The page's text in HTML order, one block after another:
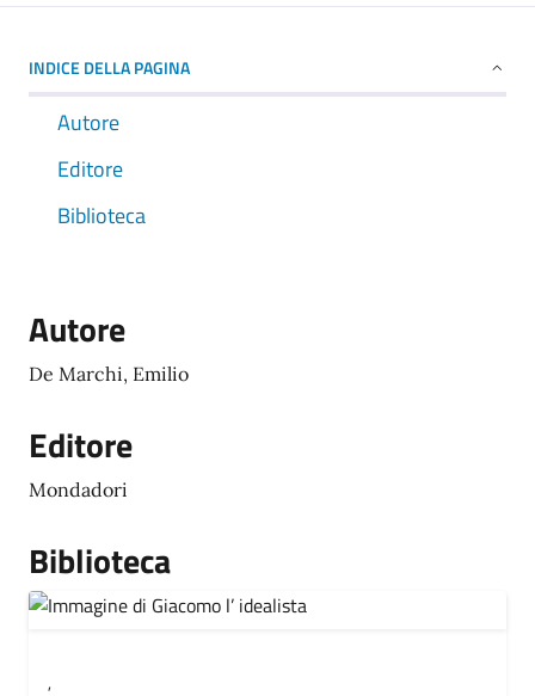
INDICE DELLA PAGINA
Autore
Editore
Biblioteca
Autore
De Marchi, Emilio
Editore
Mondadori
Biblioteca
,